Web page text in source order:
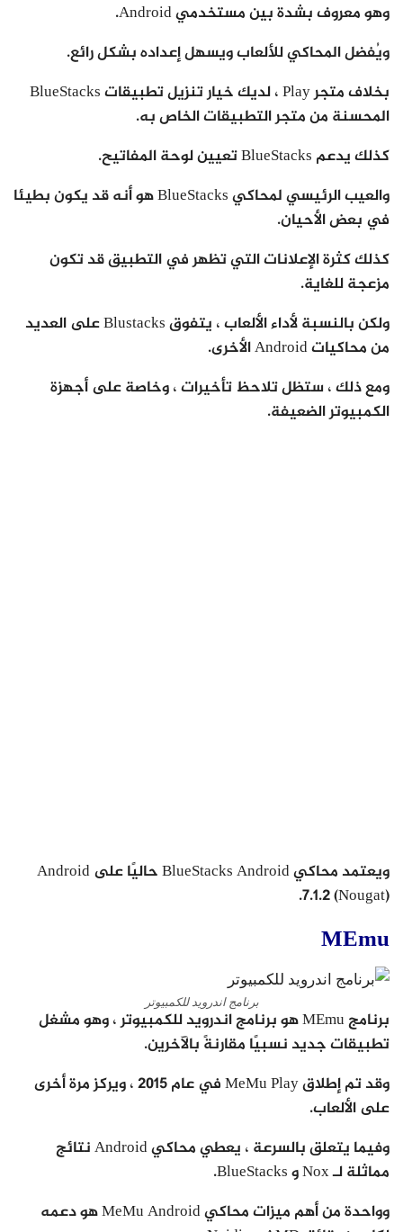
وهو معروف بشدة بين مستخدمي Android.
ويُفضل المحاكي للألعاب ويسهل إعداده بشكل رائع.
بخلاف متجر Play ، لديك خيار تنزيل تطبيقات BlueStacks
المحسنة من متجر التطبيقات الخاص به.
كذلك يدعم BlueStacks تعيين لوحة المفاتيح.
والعيب الرئيسي لمحاكي BlueStacks هو أنه قد يكون بطيئا
في بعض الأحيان.
كذلك كثرة الإعلانات التي تظهر في التطبيق قد تكون
مزعجة للغاية.
ولكن بالنسبة لأداء الألعاب ، يتفوق Blustacks على العديد
من محاكيات Android الأخرى.
ومع ذلك ، ستظل تلاحظ تأخيرات ، وخاصة على أجهزة
الكمبيوتر الضعيفة.
ويعتمد محاكي BlueStacks Android حاليًا على Android
7.1.2 (Nougat).
MEmu
برنامج اندرويد للكمبيوتر
برنامج MEmu هو برنامج اندرويد للكمبيوتر ، وهو مشغل
تطبيقات جديد نسبيًا مقارنةً بالآخرين.
وقد تم إطلاق MeMu Play في عام 2015 ، ويركز مرة أخرى
على الألعاب.
وفيما يتعلق بالسرعة ، يعطي محاكي Android نتائج
مماثلة لـ Nox و BlueStacks.
وواحدة من أهم ميزات محاكي MeMu Android هو دعمه